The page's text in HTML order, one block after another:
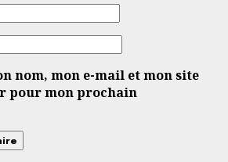
nom, mon e-mail et mon site
pour mon prochain